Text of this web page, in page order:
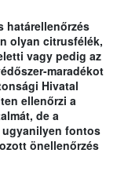
határellenőrzés
olyan citrusfélék,
vagy pedig az
maradékot
Hivatal
ellenőrzi a
de a
fontos
önellenőrzés